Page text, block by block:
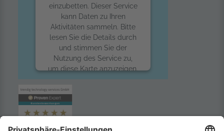
einzubetten. Dieser Service
kann Daten zu Ihren
Aktivitäten sammeln. Bitte
lesen Sie die Details durch
und stimmen Sie der
Nutzung des Service zu,
um diese Karte anzuzeigen.
Mehr Informationen